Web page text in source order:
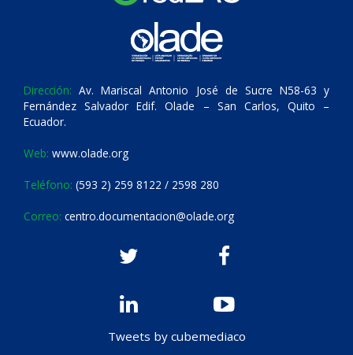
Dirección: Av. Mariscal Antonio José de Sucre N58-63 y
Fernández Salvador Edif. Olade – San Carlos, Quito –
Ecuador.
Web: www.olade.org
Teléfono: (593 2) 259 8122 / 2598 280
Correo: centro.documentacion@olade.org
Tweets by cubemediaco